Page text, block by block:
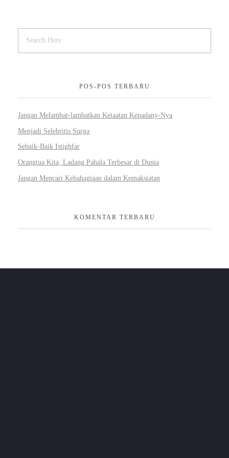
POS-POS TERBARU
Jangan Melambat-lambatkan Ketaatan Kepadany-Nya
Menjadi Selebritis Surga
Sebaik-Baik Istighfar
Orangtua Kita, Ladang Pahala Terbesar di Dunia
Jangan Mencari Kebahagiaan dalam Kemaksiatan
KOMENTAR TERBARU